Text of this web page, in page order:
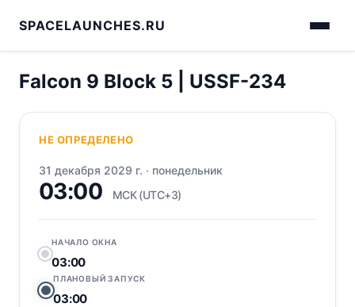
SPACELAUNCHES.RU
Falcon 9 Block 5 | USSF-234
НЕ ОПРЕДЕЛЕНО
31 декабря 2029 г. · понедельник
03:00 МСК (UTC+3)
НАЧАЛО ОКНА
03:00
ПЛАНОВЫЙ ЗАПУСК
03:00